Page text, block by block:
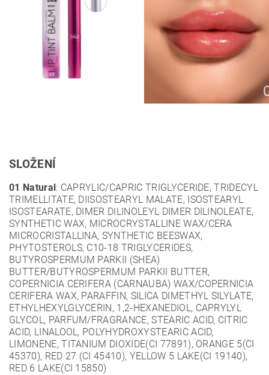
SLOŽENÍ
01 Natural : CAPRYLIC/CAPRIC TRIGLYCERIDE, TRIDECYL
TRIMELLITATE, DIISOSTEARYL MALATE, ISOSTEARYL
ISOSTEARATE, DIMER DILINOLEYL DIMER DILINOLEATE,
SYNTHETIC WAX, MICROCRYSTALLINE WAX/CERA
MICROCRISTALLINA, SYNTHETIC BEESWAX,
PHYTOSTEROLS, C10-18 TRIGLYCERIDES,
BUTYROSPERMUM PARKII (SHEA)
BUTTER/BUTYROSPERMUM PARKII BUTTER,
COPERNICIA CERIFERA (CARNAUBA) WAX/COPERNICIA
CERIFERA WAX, PARAFFIN, SILICA DIMETHYL SILYLATE,
ETHYLHEXYLGLYCERIN, 1,2-HEXANEDIOL, CAPRYLYL
GLYCOL, PARFUM/FRAGRANCE, STEARIC ACID, CITRIC
ACID, LINALOOL, POLYHYDROXYSTEARIC ACID,
LIMONENE, TITANIUM DIOXIDE(CI 77891), ORANGE 5(CI
45370), RED 27 (CI 45410), YELLOW 5 LAKE(CI 19140),
RED 6 LAKE(CI 15850)